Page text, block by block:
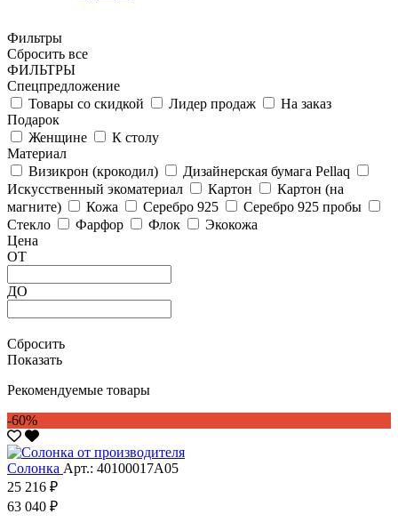
Фильтры
Сбросить все
ФИЛЬТРЫ
Спецпредложение
Товары со скидкой
Лидер продаж
На заказ
Подарок
Женщине
К столу
Материал
Визикрон (крокодил)
Дизайнерская бумага Pellaq
Искусственный экоматериал
Картон
Картон (на
магните)
Кожа Серебро 925
Серебро 925 пробы
Стекло
Фарфор Флок
Экокожа
Цена
ОТ
ДО
Сбросить
Показать
Рекомендуемые товары
-60%
Солонка Арт.: 40100017А05
25 216 ₽
63 040 ₽